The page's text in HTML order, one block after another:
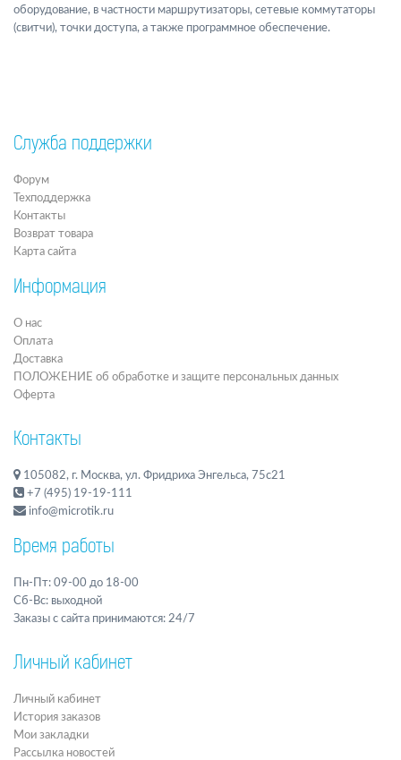
оборудование, в частности маршрутизаторы, сетевые коммутаторы
(свитчи), точки доступа, а также программное обеспечение.
Служба поддержки
Форум
Техподдержка
Контакты
Возврат товара
Карта сайта
Информация
О нас
Оплата
Доставка
ПОЛОЖЕНИЕ об обработке и защите персональных данных
Оферта
Контакты
105082, г. Москва, ул. Фридриха Энгельса, 75с21
+7 (495) 19-19-111
info@microtik.ru
Время работы
Пн-Пт: 09-00 до 18-00
Сб-Вс: выходной
Заказы с сайта принимаются: 24/7
Личный кабинет
Личный кабинет
История заказов
Мои закладки
Рассылка новостей